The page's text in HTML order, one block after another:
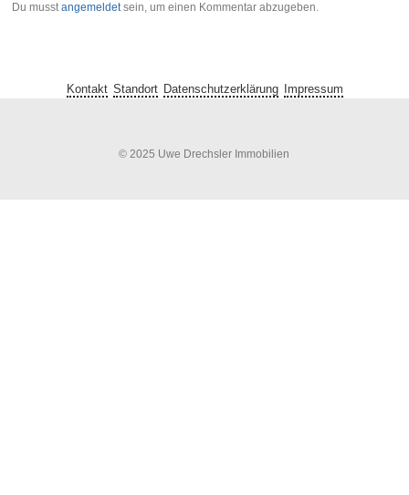
Du musstangemeldetsein, um einen Kommentar abzugeben.
Kontakt Standort Datenschutzerklärung Impressum
© 2025 Uwe Drechsler Immobilien